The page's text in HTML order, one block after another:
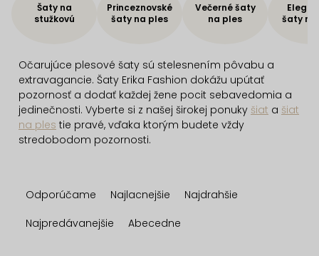
Očarujúce plesové šaty sú stelesnením pôvabu a
extravagancie. Šaty Erika Fashion dokážu upútať
pozornosť a dodať každej žene pocit sebavedomia a
jedinečnosti. Vyberte si z našej širokej ponuky šiat a šiat
na ples tie pravé, vďaka ktorým budete vždy
stredobodom pozornosti.
Šaty na
stužkovú
Princeznovské
šaty na ples
Večerné šaty
na ples
šaty na
a
d
Odporúčame Najlacnejšie
Najdrahšie
Najpredávanejšie
Abecedne